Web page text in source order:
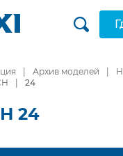
Архив моделей
24
24